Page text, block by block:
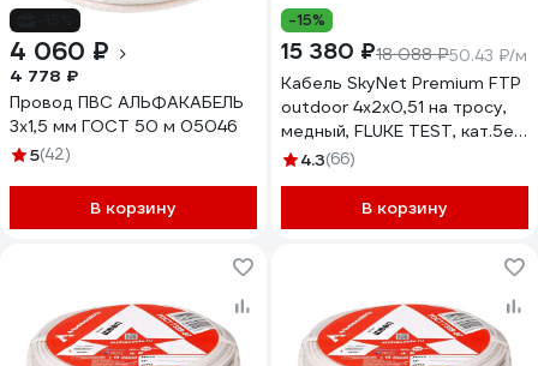
4 060 ₽
4 778 ₽
Провод ПВС АЛЬФАКАБЕЛЬ
3х1,5 мм ГОСТ 50 м 05046
5(42)
В корзину
-15%
15 380 ₽18 088 ₽50.43 ₽/м
Кабель SkyNet Premium FTP
outdoor 4x2x0,51 на тросу,
медный, FLUKE TEST, кат.5e,
однож., 305 м, CSP-FTP-4-
4.3(66)
В корзину